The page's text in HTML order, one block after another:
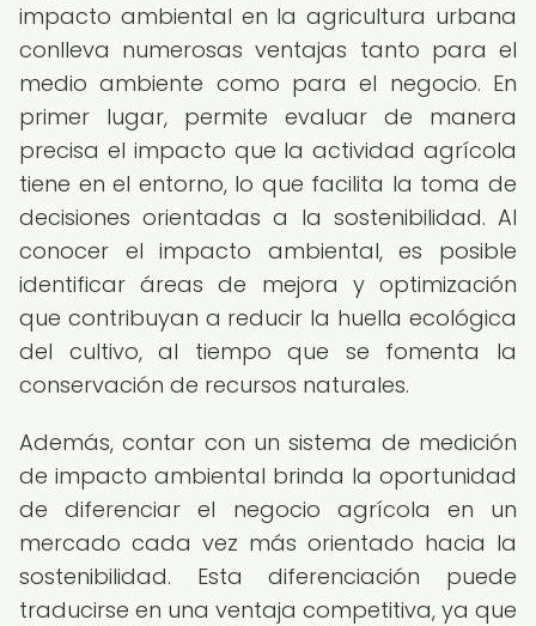
impacto ambiental en la agricultura urbana
conlleva numerosas ventajas tanto para el
medio ambiente como para el negocio. En
primer lugar, permite evaluar de manera
precisa el impacto que la actividad agrícola
tiene en el entorno, lo que facilita la toma de
decisiones orientadas a la sostenibilidad. Al
conocer el impacto ambiental, es posible
identificar áreas de mejora y optimización
que contribuyan a reducir la huella ecológica
del cultivo, al tiempo que se fomenta la
conservación de recursos naturales.
Además, contar con un sistema de medición
de impacto ambiental brinda la oportunidad
de diferenciar el negocio agrícola en un
mercado cada vez más orientado hacia la
sostenibilidad. Esta diferenciación puede
traducirse en una ventaja competitiva, ya que